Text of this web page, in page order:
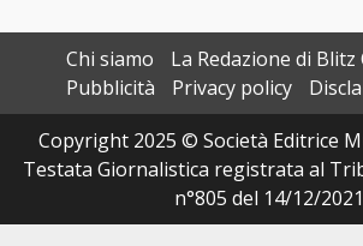
Chi siamo
La Redazione di
Pubblicità
Privacy policy
Copyright 2025 © Società Editrice
Testata Giornalistica registrata al
n°805 del 14/12/2021